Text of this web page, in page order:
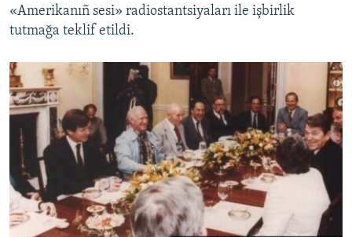
«Amerikanıñ sesi» radiostantsiyaları ile işbirlik
tutmağa teklif etildi.